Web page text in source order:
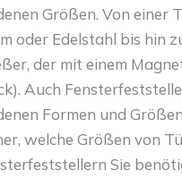
Größen. Von einer
oder Edelstahl bis hin
der mit einem
Auch
Formen und
welche Größen von
Sie